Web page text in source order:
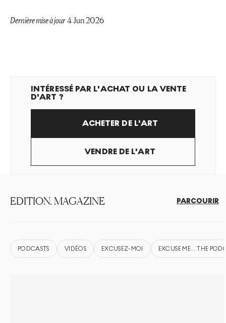
Dernière mise à jour 4 Jun 2026
INTÉRESSÉ PAR L'ACHAT OU LA VENTE
D'ART ?
ACHETER DE L'ART
VENDRE DE L'ART
EDITION. MAGAZINE PARCOURIR
PODCASTS VIDÉOS EXCUSEZ-MOI EXCUSE ME... THE